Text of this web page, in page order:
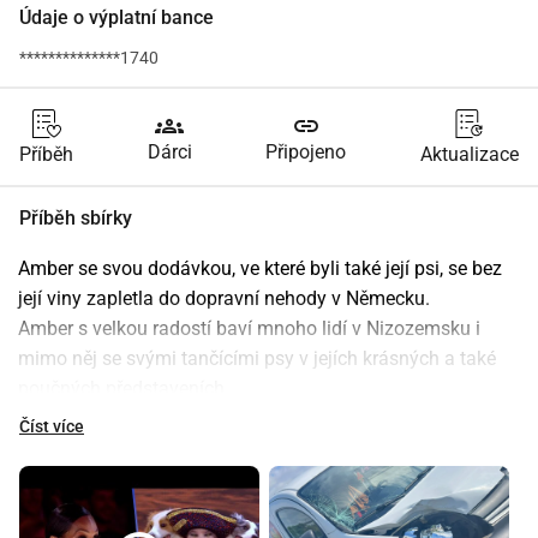
Údaje o výplatní bance
**************1740
Příběh
groups
Dárci
link
Připojeno Aktualizace
Příběh sbírky
Amber se svou dodávkou, ve které byli také její psi, se bez
její viny zapletla do dopravní nehody v Německu.
Amber s velkou radostí baví mnoho lidí v Nizozemsku i
mimo něj se svými tančícími psy v jejích krásných a také
Bohužel byla její dodávka, na kterou byla nesmírně pyšná
její vlastní společnosti The Dancing Collies, prohlášena za
totální ztrátu, ale pojišťovna pravděpodobně nic nevyplatí.
Číst více